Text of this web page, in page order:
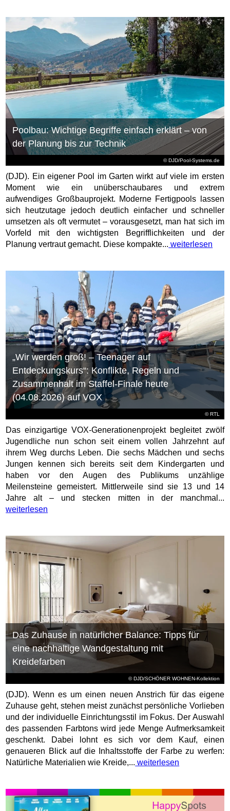
© DJD/Pool-Systems.de
Poolbau: Wichtige Begriffe einfach erklärt – von
der Planung bis zur Technik
(DJD). Ein eigener Pool im Garten wirkt auf viele im ersten
Moment wie ein unüberschaubares und extrem
aufwendiges Großbauprojekt. Moderne Fertigpools lassen
sich heutzutage jedoch deutlich einfacher und schneller
umsetzen als oft vermutet – vorausgesetzt, man hat sich im
Vorfeld mit den wichtigsten Begrifflichkeiten und der
Planung vertraut gemacht. Diese kompakte... weiterlesen
©RTL
„Wir werden groß! – Teenager auf
Entdeckungskurs“: Konflikte, Regeln und
Zusammenhalt im Staffel-Finale heute
(04.08.2026) auf VOX
Das einzigartige VOX-Generationenprojekt begleitet zwölf
Jugendliche nun schon seit einem vollen Jahrzehnt auf
ihrem Weg durchs Leben. Die sechs Mädchen und sechs
Jungen kennen sich bereits seit dem Kindergarten und
haben vor den Augen des Publikums unzählige
Meilensteine gemeistert. Mittlerweile sind sie 13 und 14
Jahre alt – und stecken mitten in der manchmal...
weiterlesen
© DJD/SCHÖNER WOHNEN-Kollektion
Das Zuhause in natürlicher Balance: Tipps für
eine nachhaltige Wandgestaltung mit
Kreidefarben
(DJD). Wenn es um einen neuen Anstrich für das eigene
Zuhause geht, stehen meist zunächst persönliche Vorlieben
und der individuelle Einrichtungsstil im Fokus. Der Auswahl
des passenden Farbtons wird jede Menge Aufmerksamkeit
geschenkt. Dabei lohnt es sich vor dem Kauf, einen
genaueren Blick auf die Inhaltsstoffe der Farbe zu werfen:
Natürliche Materialien wie Kreide,... weiterlesen